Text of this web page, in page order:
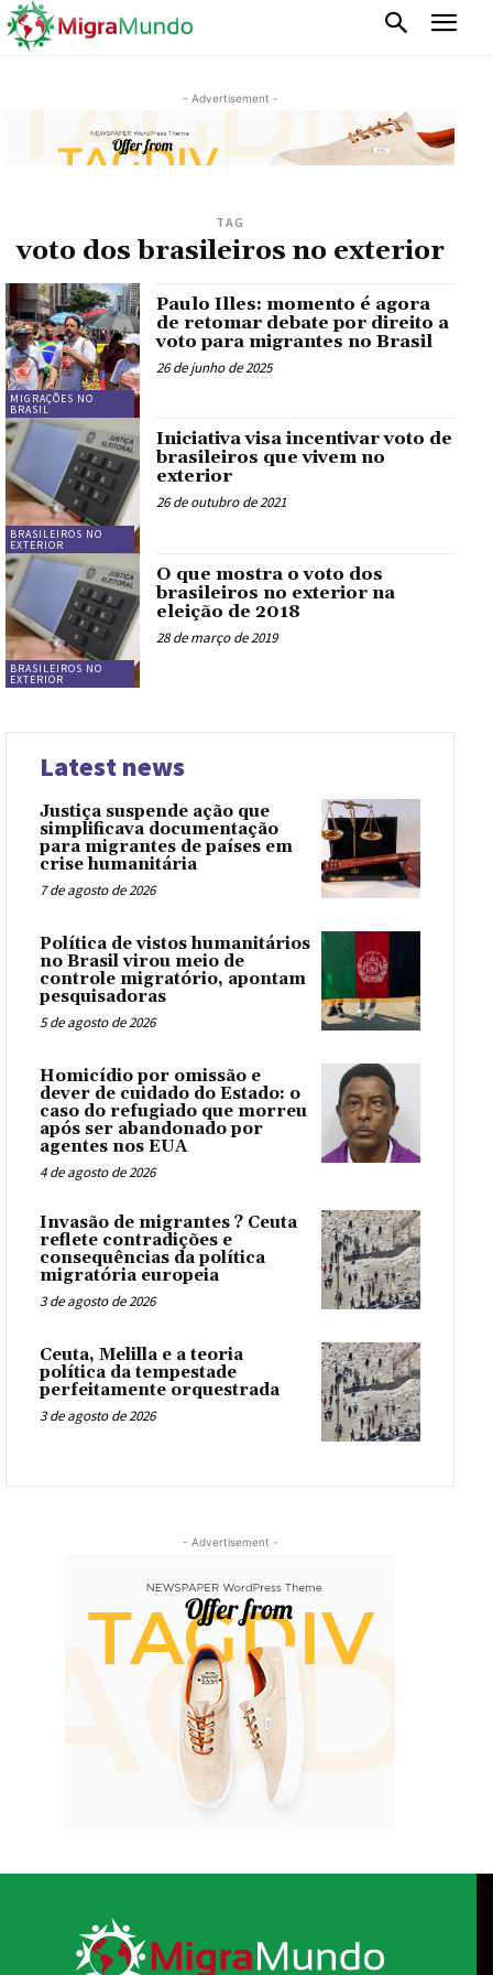
- Advertisement -
TAG
voto dos brasileiros no exterior
MIGRAÇÕES NO
BRASIL
Paulo Illes: momento é agora
de retomar debate por direito a
voto para migrantes no Brasil
26 de junho de 2025
BRASILEIROS NO
EXTERIOR
Iniciativa visa incentivar voto de
brasileiros que vivem no
exterior
26 de outubro de 2021
BRASILEIROS NO
EXTERIOR
O que mostra o voto dos
brasileiros no exterior na
eleição de 2018
28 de março de 2019
Latest news
Justiça suspende ação que
simplificava documentação
para migrantes de países em
crise humanitária
7 de agosto de 2026
Política de vistos humanitários
no Brasil virou meio de
controle migratório, apontam
pesquisadoras
5 de agosto de 2026
Homicídio por omissão e
dever de cuidado do Estado: o
caso do refugiado que morreu
após ser abandonado por
agentes nos EUA
4 de agosto de 2026
Invasão de migrantes ? Ceuta
reflete contradições e
consequências da política
migratória europeia
3 de agosto de 2026
Ceuta, Melilla e a teoria
política da tempestade
perfeitamente orquestrada
3 de agosto de 2026
- Advertisement -